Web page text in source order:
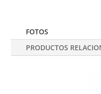
FOTOS
PRODUCTOS